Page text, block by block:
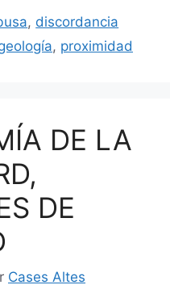
, discordancia
, proximidad
DE LA
DE
Cases Altes